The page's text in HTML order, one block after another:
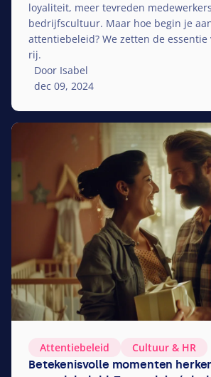
loyaliteit, meer tevreden
bedrijfscultuur. Maar hoe begin je
attentiebeleid? We zetten de essentie
rij.
Door Isabel
dec 09, 2024
Attentiebeleid Cultuur & HR
Betekenisvolle momenten